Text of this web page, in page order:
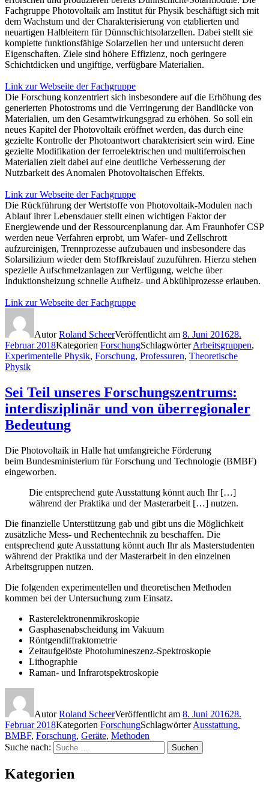
Fachgruppe Photovoltaik am Institut für Physik beschäftigt sich mit
dem Wachstum und der Charakterisierung von etablierten und
neuartigen Halbleitern für Dünnschichtsolarzellen. Dabei stellt sie
komplette funktionsfähige Solarzellen her und untersucht deren
Eigenschaften. Ziele sind höhere Effizienz, noch geringere
Schichtdicken und ungiftige, verfügbare Materialien.
Link zur Webseite der Fachgruppe
Die Forschung konzentriert sich insbesondere auf die Erhöhung des
generierten Photostroms und die Verringerung der Bandlücke von
Materialien, um den Gesamtwirkungsgrad zu erhöhen. So soll ein
neues Kapitel der Photovoltaik eröffnet werden, das durch eine
gezielte Kontrolle der Photoantwort charakterisiert sein wird. Eine
gezielte Modifikation der ferroelektrischen und multiferroischen
Materialien zielt dabei auf eine deutliche Verbesserung der
Nutzbarkeit des Anomalen Photovoltaischen Effekts.
Link zur Webseite der Fachgruppe
Die Rückführung der Wertstoffe von Photovoltaik-Modulen nach
Ablauf ihrer Lebensdauer stellt einen wichtigen Faktor der
Energiewende und der Ressourcenplanung dar. Am Fraunhofer CSP
werden neue Verfahren erprobt, um Wafer- und Zellschrott
aufzureinigen, Trennprozesse aufzubauen und insbesondere das
Solarsilizium wieder dem Stoffkreislauf zuzuführen. Hierzu stehen
spezielle Aufschmelzanlagen zur Verfügung, welche über
Induktionsheizung schnelle Aufheiz- und Abkühlprozesse erlauben.
Link zur Webseite der Fachgruppe
AutorRoland ScheerVeröffentlicht am 8. Juni 201628.
Februar 2018Kategorien ForschungSchlagwörterArbeitsgruppen,
Experimentelle Physik, Forschung, Professuren, Theoretische
Physik
Sei Teil unseres Forschungszentrums:
interdisziplinär und von überregionaler
Bedeutung
Die Photovoltaik in Halle hat umfangreiche Förderung
beim Bundesministerium für Forschung und Technologie (BMBF)
eingeworben.
Die entsprechend gute Ausstattung könnt auch Ihr […]
während der Praktika und der Masterarbeit […] nutzen.
Die finanzielle Unterstützung gab und gibt uns die Möglichkeit
zusätzliche Mess- und Rechentechnik zu beschaffen. Die
entsprechend gute Ausstattung könnt auch Ihr als Masterstudenten
während der Praktika und der Masterarbeit in den einzelnen
Arbeitsgruppen nutzen.
Die folgenden experimentellen und theoretischen Methoden
kommen bei der Untersuchung zum Einsatz.
Rasterelektronenmikroskopie
Gasphasenabscheidung im Vakuum
Röntgendiffraktometrie
Zeitaufgelöste Photolumineszenz-Spektroskopie
Lithographie
Raman- und Infrarotspektroskopie
AutorRoland ScheerVeröffentlicht am 8. Juni 201628.
Februar 2018Kategorien ForschungSchlagwörterAusstattung,
BMBF, Forschung, Geräte, Methoden
Suche nach:
Suchen
Kategorien